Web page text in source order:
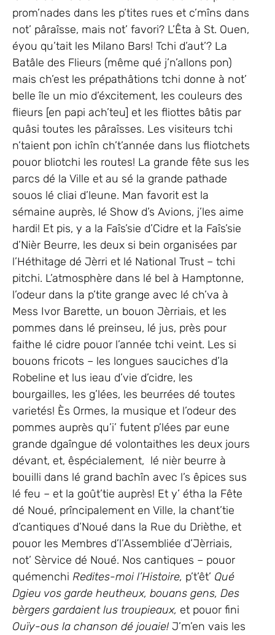
prom’nades dans les p’tites rues et c’mîns dans
not’ pâraîsse, mais not’ favori? L’Êta à St. Ouen,
éyou qu’tait les Milano Bars! Tchi d’aut’? La
Batâle des Flieurs (même qué j’n’allons pon)
mais ch’est les prépathâtions tchi donne à not’
belle île un mio d’éxcitement, les couleurs des
flieurs [en papi ach’teu] et les fliottes bâtis par
quâsi toutes les pâraîsses. Les visiteurs tchi
n’taient pon ichîn ch’t’année dans lus fliotchets
pouor bliotchi les routes! La grande fête sus les
parcs dé la Ville et au sé la grande pathade
souos lé cliai d’leune. Man favorit est la
sémaine auprès, lé Show d’s Avions, j’les aime
hardi! Et pis, y a la Faîs’sie d’Cidre et la Faîs’sie
d’Nièr Beurre, les deux si bein organisées par
l’Héthitage dé Jèrri et lé National Trust – tchi
pitchi. L’atmosphère dans lé bel à Hamptonne,
l’odeur dans la p’tite grange avec lé ch’va à
Mess Ivor Barette, un bouon Jèrriais, et les
pommes dans lé preinseu, lé jus, près pour
faithe lé cidre pouor l’année tchi veint. Les si
bouons fricots – les longues sauciches d’la
Robeline et lus ieau d’vie d’cidre, les
bourgailles, les g’lées, les beurrées dé toutes
varietés! Ès Ormes, la musique et l’odeur des
pommes auprès qu’i’ futent p’lées par eune
grande dgaîngue dé volontaithes les deux jours
dévant, et, êspécialement, lé nièr beurre à
bouilli dans lé grand bachîn avec l’s êpices sus
lé feu – et la goût’tie auprès! Et y’ étha la Fête
dé Noué, prîncipalement en Ville, la chant’tie
d’cantiques d’Noué dans la Rue du Drièthe, et
pouor les Membres d’l’Assembliée d’Jèrriais,
not’ Sèrvice dé Noué. Nos cantiques – pouor
quémenchi Redites-moi l’Histoire, p’t’êt’ Qué
Dgieu vos garde heutheux, bouans gens, Des
bèrgers gardaient lus troupieaux, et pouor fini
Ouïy-ous la chanson dé jouaie! J’m’en vais les